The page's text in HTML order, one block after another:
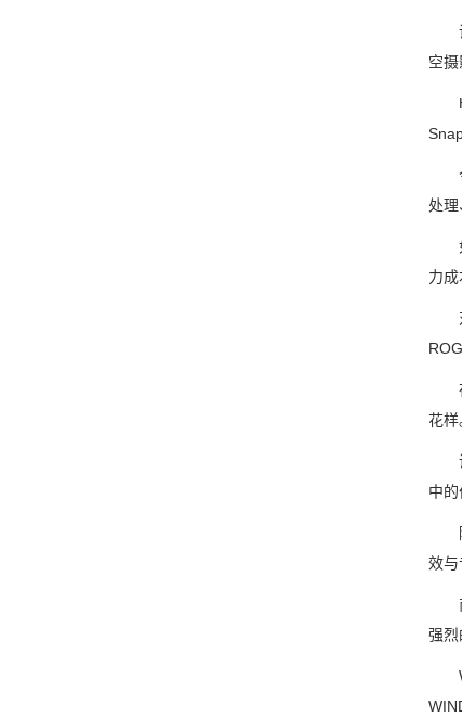
说
空
今
处
如
力
对
在
花样
说
中
随
效与
商
强烈